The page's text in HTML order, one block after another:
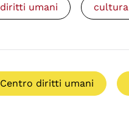
diritti umani
Centro diritti umani